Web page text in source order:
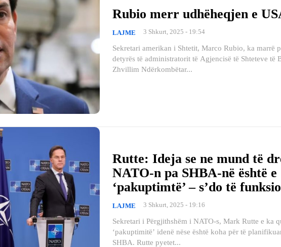
Rubio merr udhëheqjen e
LAJME 3 Shkurt, 2025 - 19:54
Sekretari amerikan i Shtetit, Marco Rubio, ka marrë
detyrës të administratorit të Agjencisë të Shteteve të
Zhvillim Ndërkombëtar...
Rutte: Ideja se ne mund të
NATO-n pa SHBA-në është e
‘pakuptimtë’ – s’do të
LAJME 3 Shkurt, 2025 - 19:16
Sekretari i Përgjithshëm i NATO-s, Mark Rutte e ka
‘pakuptimitë’ idenë nëse është koha për të
SHBA. Rutte pyetet...